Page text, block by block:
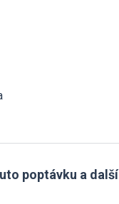
poptávku a další